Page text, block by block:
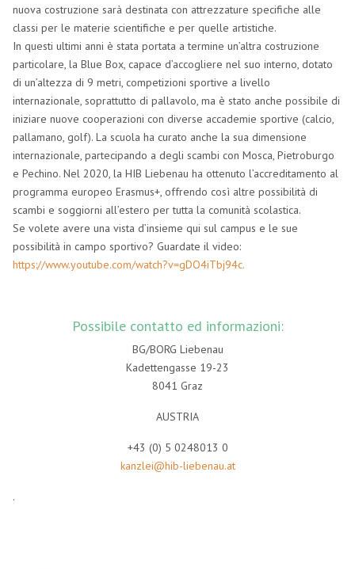
nuova costruzione sarà destinata con attrezzature specifiche alle
classi per le materie scientifiche e per quelle artistiche.
In questi ultimi anni è stata portata a termine un’altra costruzione
particolare, la Blue Box, capace d’accogliere nel suo interno, dotato
di un’altezza di 9 metri, competizioni sportive a livello
internazionale, soprattutto di pallavolo, ma è stato anche possibile di
iniziare nuove cooperazioni con diverse accademie sportive (calcio,
pallamano, golf). La scuola ha curato anche la sua dimensione
internazionale, partecipando a degli scambi con Mosca, Pietroburgo
e Pechino. Nel 2020, la HIB Liebenau ha ottenuto l’accreditamento al
programma europeo Erasmus+, offrendo così altre possibilità di
scambi e soggiorni all’estero per tutta la comunità scolastica.
Se volete avere una vista d’insieme qui sul campus e le sue
possibilità in campo sportivo? Guardate il video:
https://www.youtube.com/watch?v=gDO4iTbj94c.
Possibile contatto ed informazioni:
BG/BORG Liebenau
Kadettengasse 19-23
8041 Graz
AUSTRIA
+43 (0) 5 0248013 0
kanzlei@hib-liebenau.at
.